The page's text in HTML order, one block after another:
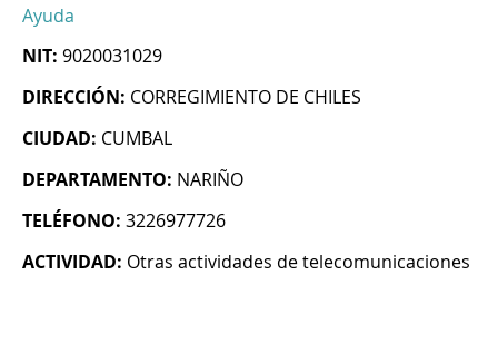
Ayuda
NIT: 9020031029
DIRECCIÓN: CORREGIMIENTO DE CHILES
CIUDAD: CUMBAL
DEPARTAMENTO: NARIÑO
TELÉFONO: 3226977726
ACTIVIDAD: Otras actividades de telecomunicaciones